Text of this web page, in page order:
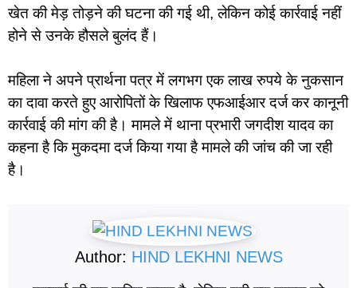
खेत की मेड़ तोड़ने की घटना की गई थी, लेकिन कोई कार्रवाई नहीं
होने से उनके हौसले बुलंद हैं।
महिला ने अपने प्रार्थना पत्र में लगभग एक लाख रुपये के नुकसान
का दावा करते हुए आरोपितों के खिलाफ एफआईआर दर्ज कर कानूनी
कार्रवाई की मांग की है। मामले में थाना प्रभारी जगदीश यादव का
कहना है कि मुकदमा दर्ज किया गया है मामले की जांच की जा रही
है।
Author: HIND LEKHNI NEWS